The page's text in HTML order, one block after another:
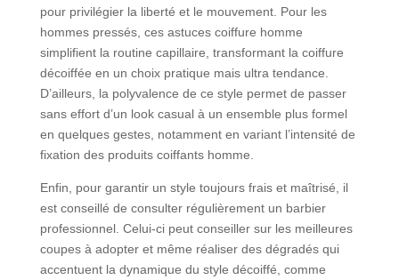
pour privilégier la liberté et le mouvement. Pour les
hommes pressés, ces astuces coiffure homme
simplifient la routine capillaire, transformant la coiffure
décoiffée en un choix pratique mais ultra tendance.
D’ailleurs, la polyvalence de ce style permet de passer
sans effort d’un look casual à un ensemble plus formel
en quelques gestes, notamment en variant l’intensité de
fixation des produits coiffants homme.
Enfin, pour garantir un style toujours frais et maîtrisé, il
est conseillé de consulter régulièrement un barbier
professionnel. Celui-ci peut conseiller sur les meilleures
coupes à adopter et même réaliser des dégradés qui
accentuent la dynamique du style décoiffé, comme